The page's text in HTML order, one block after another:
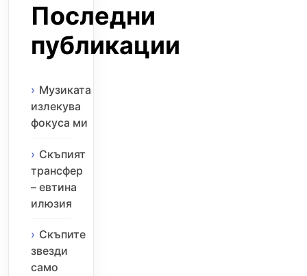
Последни
публикации
Музиката
излекува
фокуса ми
Скъпият
трансфер
– евтина
илюзия
Скъпите
звезди
само